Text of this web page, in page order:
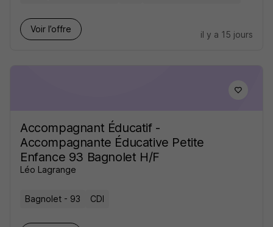
Voir l’offre
il y a 15 jours
Accompagnant Éducatif -
Accompagnante Éducative Petite
Enfance 93 Bagnolet H/F
Léo Lagrange
Bagnolet - 93 CDI